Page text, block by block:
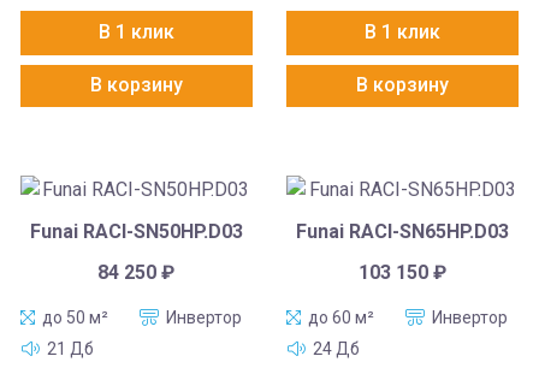
В 1 клик
В корзину
В 1 клик
В корзину
Funai RACI-SN50HP.D03
84 250₽
до 50 м²
Инвертор
21 Дб
Funai RACI-SN65HP.D03
103 150₽
до 60 м²
Инвертор
24 Дб